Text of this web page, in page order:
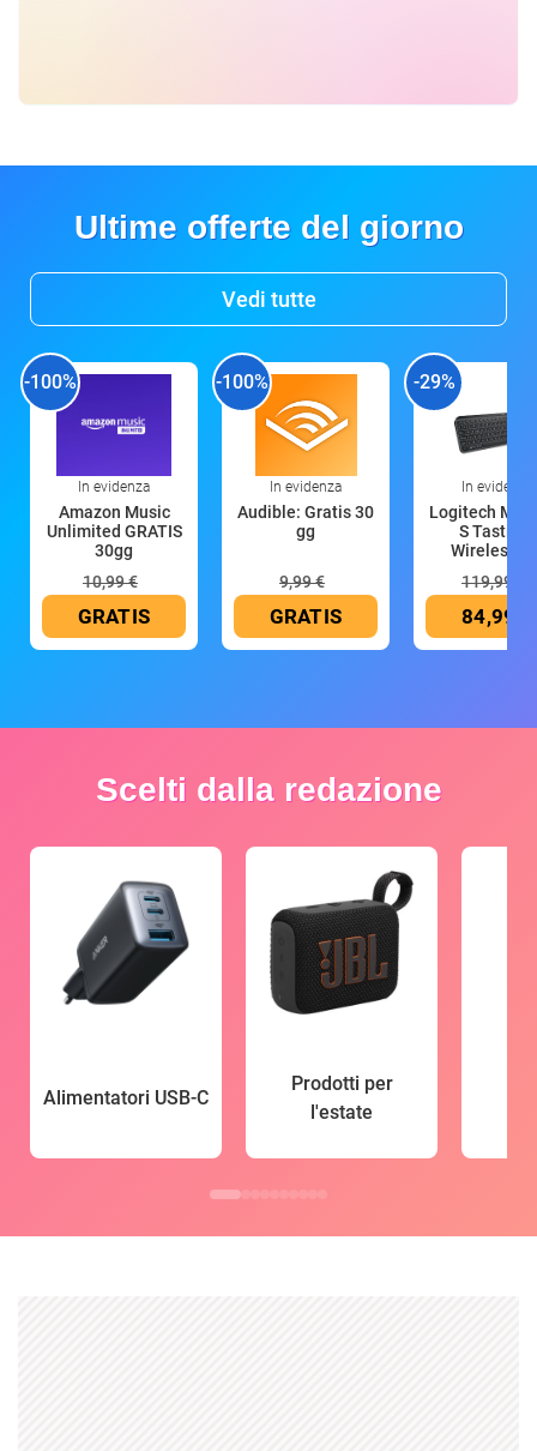
Ultime offerte del giorno
Vedi tutte
-100%
In evidenza
Amazon Music
Unlimited GRATIS
30gg
10,99 €
GRATIS
-100%
In evidenza
Audible: Gratis 30
gg
9,99 €
GRATIS
-29%
In evidenza
Logitech MX
S Tastiera
Wireless
119,99 €
84,99 €
Scelti dalla redazione
Alimentatori USB-C
Prodotti per
l'estate